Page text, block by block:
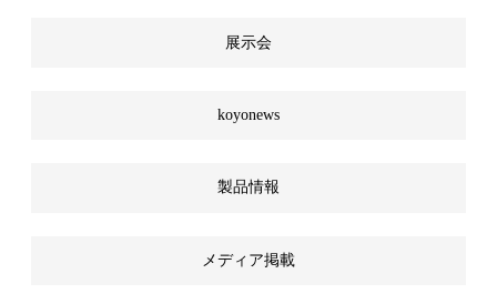
展示会
koyonews
製品情報
メディア掲載